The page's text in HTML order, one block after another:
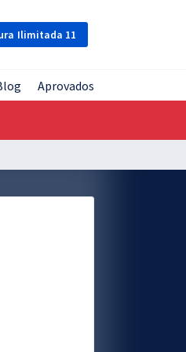
Ilimitada 11
Aprovados